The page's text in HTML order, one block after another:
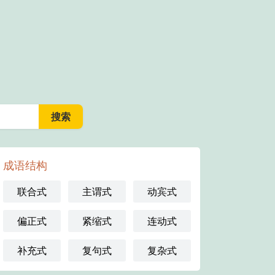
成语结构
联合式 主谓式 动宾式
偏正式 紧缩式 连动式
补充式 复句式 复杂式